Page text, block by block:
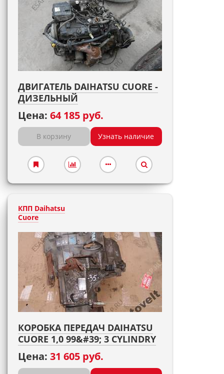
ДВИГАТЕЛЬ DAIHATSU CUORE -
ДИЗЕЛЬНЫЙ
Цена: 64 185 руб.
В корзину Узнать наличие
КПП Daihatsu
Cuore
КОРОБКА ПЕРЕДАЧ DAIHATSU
CUORE 1,0 99&#39; 3 CYLINDRY
Цена: 31 605 руб.